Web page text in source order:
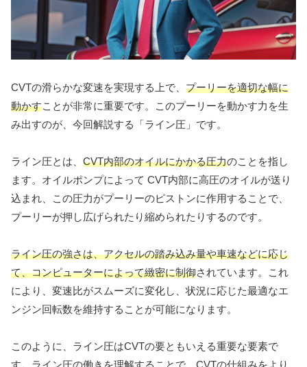
CVTの滑らかな変速を実現する上で、 プーリーを適切な幅に
動かすことが非常に重要です。このプーリーを動かす力を生
み出すのが、今回解説する「ライン圧」です。
ライン圧とは、 CVT内部のオイルにかかる圧力のことを指し
ます。オイルポンプによって CVT内部に高圧のオイルが送り
込まれ、この圧力がプーリーのピストンに作用することで、
プーリーが押し広げられたり縮められたりするのです。
ライン圧の強さは、アクセルの踏み込み量や車速などに応じ
て、コンピューターによって緻密に制御されています。これ
により、変速比がスムーズに変化し、状況に応じた最適なエ
ンジン回転数を維持することが可能になります。
このように、ライン圧はCVTの要ともいえる重要な要素で
す。ライン圧の働きを理解することで、CVTの仕組みをより